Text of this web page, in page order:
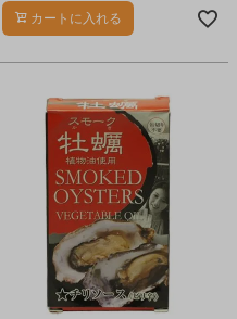
カートに入れる